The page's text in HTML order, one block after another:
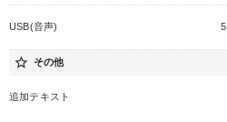
USB(音声)
star_border その他
追加テキスト